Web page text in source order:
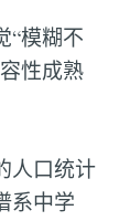
“模糊不
性成熟
人口统计
系中学